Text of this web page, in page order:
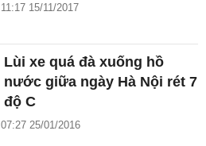
11:17 15/11/2017
Lùi xe quá đà xuống hồ
nước giữa ngày Hà Nội rét 7
độ C
07:27 25/01/2016